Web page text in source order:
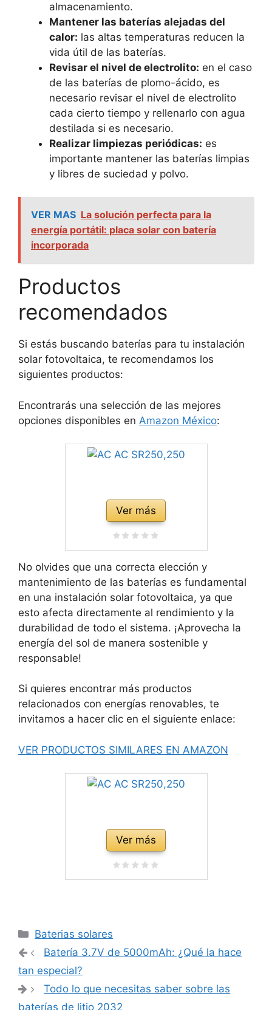
almacenamiento.
Mantener las baterías alejadas del
calor: las altas temperaturas reducen la
vida útil de las baterías.
Revisar el nivel de electrolito: en el caso
de las baterías de plomo-ácido, es
necesario revisar el nivel de electrolito
cada cierto tiempo y rellenarlo con agua
destilada si es necesario.
Realizar limpiezas periódicas: es
importante mantener las baterías limpias
y libres de suciedad y polvo.
VER MAS La solución perfecta para la
energía portátil: placa solar con batería
incorporada
Productos
recomendados
Si estás buscando baterías para tu instalación
solar fotovoltaica, te recomendamos los
siguientes productos:
Encontrarás una selección de las mejores
opciones disponibles en Amazon México:
Ver más
No olvides que una correcta elección y
mantenimiento de las baterías es fundamental
en una instalación solar fotovoltaica, ya que
esto afecta directamente al rendimiento y la
durabilidad de todo el sistema. ¡Aprovecha la
energía del sol de manera sostenible y
responsable!
Si quieres encontrar más productos
relacionados con energías renovables, te
invitamos a hacer clic en el siguiente enlace:
VER PRODUCTOS SIMILARES EN AMAZON
Ver más
Categorías
Baterias solares
Navegación
de
entradas
Batería 3.7V de 5000mAh: ¿Qué la hace
tan especial?
Todo lo que necesitas saber sobre las
baterías de litio 2032